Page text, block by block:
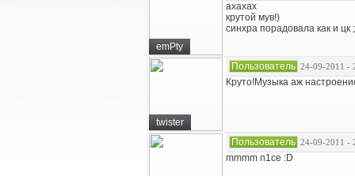
emPty
ахахах
крутой мув!)
синхра порадовала как и цк
twister
Пользователь 24-09-2011 -
Круто!Музыка аж
Пользователь 24-09-2011 -
mmmm n1ce :D